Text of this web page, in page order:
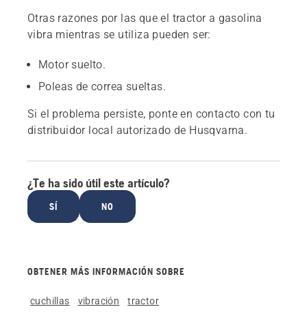
Otras razones por las que el tractor a gasolina
vibra mientras se utiliza pueden ser:
Motor suelto.
Poleas de correa sueltas.
Si el problema persiste, ponte en contacto con tu
distribuidor local autorizado de Husqvarna.
¿Te ha sido útil este artículo?
SÍ NO
OBTENER MÁS INFORMACIÓN SOBRE
cuchillas vibración tractor